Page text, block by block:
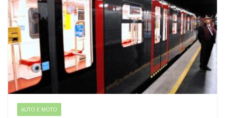
AUTO E MOTO